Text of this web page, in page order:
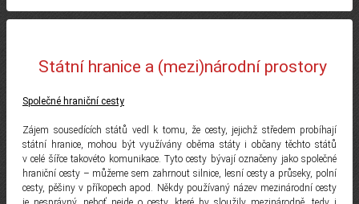
Státní hranice a (mezi)národní prostory
Společné hraniční cesty
Zájem sousedících států vedl k tomu, že cesty, jejichž středem probíhají
státní hranice, mohou být využívány oběma státy i občany těchto států
v celé šířce takovéto komunikace. Tyto cesty bývají označeny jako společné
hraniční cesty – můžeme sem zahrnout silnice, lesní cesty a průseky, polní
cesty, pěšiny v příkopech apod. Někdy používaný název mezinárodní cesty